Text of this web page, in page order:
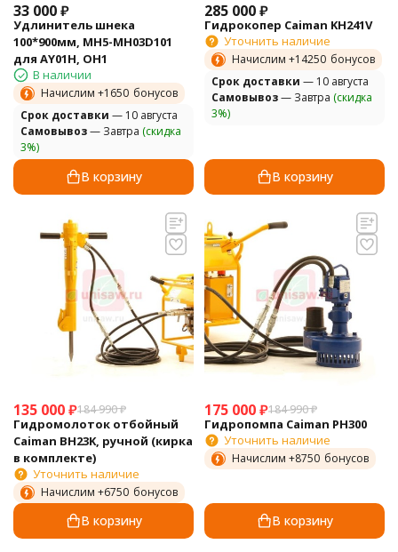
33 000₽
Удлинитель шнека
100*900мм, MH5-MH03D101
для AY01H, OH1
В наличии
Начислим +1650 бонусов
Cрок доставки — 10 августа
Самовывоз— Завтра (скидка
3%)
В корзину
285 000₽
Гидрокопер Caiman KH241V
Уточнить наличие
Начислим +14250 бонусов
Cрок доставки — 10 августа
Самовывоз— Завтра (скидка
3%)
В корзину
135 000₽184 990₽
Гидромолоток отбойный
Caiman BH23K, ручной (кирка
в комплекте)
Уточнить наличие
Начислим +6750 бонусов
В корзину
175 000₽184 990₽
Гидропомпа Caiman PH300
Уточнить наличие
Начислим +8750 бонусов
В корзину